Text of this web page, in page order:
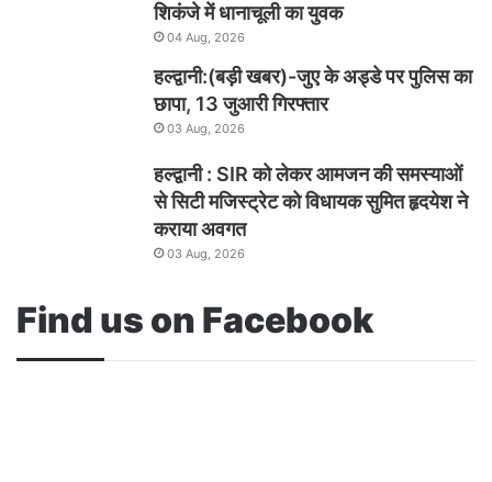
शिकंजे में धानाचूली का युवक
04 Aug, 2026
हल्द्वानी:(बड़ी खबर)-जुए के अड्डे पर पुलिस का
छापा, 13 जुआरी गिरफ्तार
03 Aug, 2026
हल्द्वानी : SIR को लेकर आमजन की समस्याओं
से सिटी मजिस्ट्रेट को विधायक सुमित हृदयेश ने
कराया अवगत
03 Aug, 2026
Find us on Facebook